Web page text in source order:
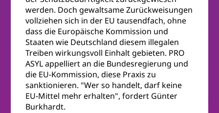
werden. Doch gewaltsame Zurückweisungen
vollziehen sich in der EU tausendfach, ohne
dass die Europäische Kommission und
Staaten wie Deutschland diesem illegalen
Treiben wirkungsvoll Einhalt gebieten. PRO
ASYL appelliert an die Bundesregierung und
die EU-Kommission, diese Praxis zu
sanktionieren. "Wer so handelt, darf keine
EU-Mittel mehr erhalten", fordert Günter
Burkhardt.